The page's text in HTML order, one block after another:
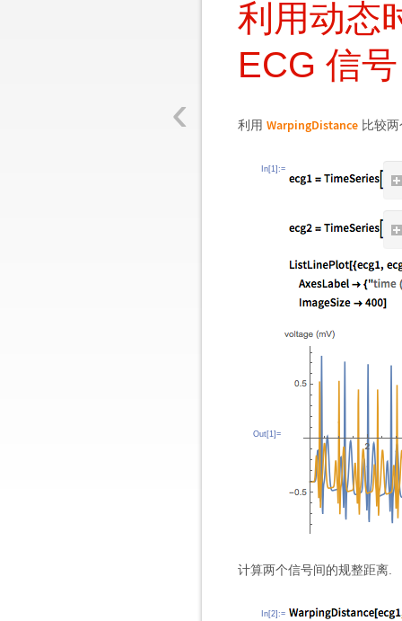
‹
利用动态
ECG 信号
利用 WarpingDistance 比较
In[1]:=
Out[1]=
计算两个信号间的规整距离.
In[2]:=